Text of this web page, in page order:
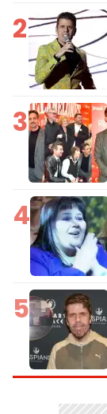
2
3
4
5